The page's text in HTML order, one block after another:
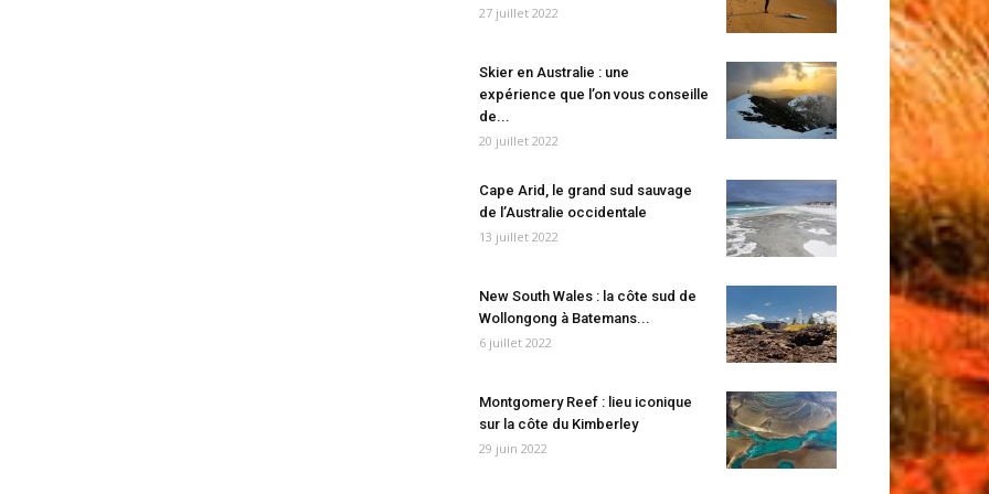
27 juillet 2022
Skier en Australie : une
expérience que l’on vous conseille
de...
20 juillet 2022
Cape Arid, le grand sud sauvage
de l’Australie occidentale
13 juillet 2022
New South Wales : la côte sud de
Wollongong à Batemans...
6 juillet 2022
Montgomery Reef : lieu iconique
sur la côte du Kimberley
29 juin 2022